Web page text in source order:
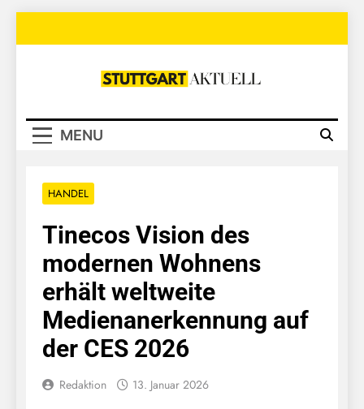
Stuttgart
MENU
HANDEL
Tinecos Vision des
modernen Wohnens
erhält weltweite
Medienanerkennung auf
der CES 2026
Redaktion 13. Januar 2026